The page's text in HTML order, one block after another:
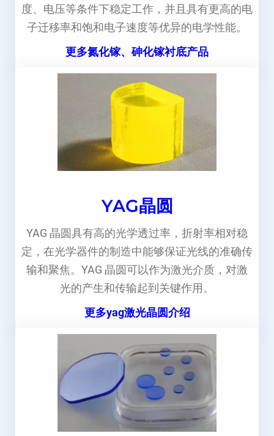
度、电压等条件下稳定工作，并且具有更高的电
子迁移率和饱和电子速度等优异的电学性能。
更多氮化镓、砷化镓衬底产品
YAG晶圆
YAG 晶圆具有高的光学透过率，折射率相对稳
定，在光学器件的制造中能够保证光线的准确传
输和聚焦。YAG 晶圆可以作为激光介质，对激
光的产生和传输起到关键作用。
更多yag激光晶圆介绍